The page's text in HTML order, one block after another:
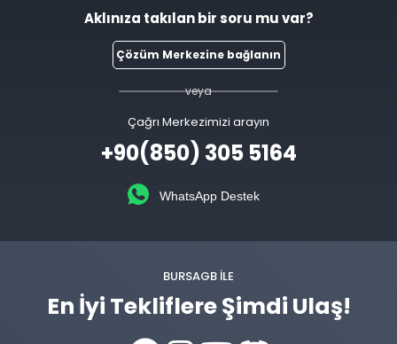
Aklınıza takılan bir soru mu var?
Çözüm Merkezine bağlanın
veya
Çağrı Merkezimizi arayın
+90(850) 305 5164
WhatsApp Destek
BURSAGB ILE
En İyi Tekliflere Şimdi Ulaş!